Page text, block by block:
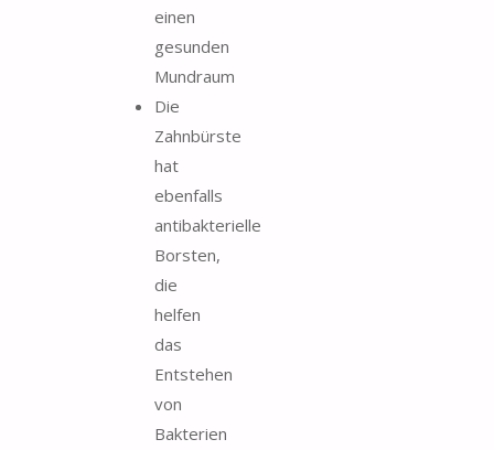
einen
gesunden
Mundraum
Die
Zahnbürste
hat
ebenfalls
antibakterielle
Borsten,
die
helfen
das
Entstehen
von
Bakterien